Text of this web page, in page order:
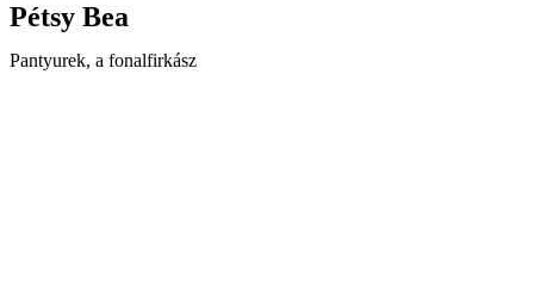
Pétsy Bea
Pantyurek, a fonalfirkász